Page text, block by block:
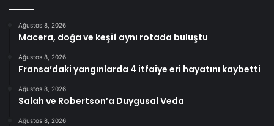
Ağustos 8, 2026
Macera, doğa ve keşif aynı rotada buluştu
Ağustos 8, 2026
Fransa’daki yangınlarda 4 itfaiye eri hayatını kaybetti
Ağustos 8, 2026
Salah ve Robertson’a Duygusal Veda
Ağustos 8, 2026